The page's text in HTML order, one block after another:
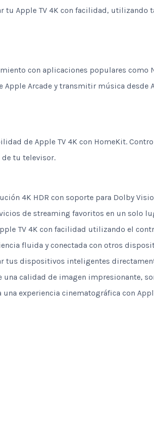
tu Apple TV 4K con facilidad,
con aplicaciones populares como
Arcade y transmitir música desde
de Apple TV 4K con HomeKit.
tu televisor.
4K HDR con soporte para Dolby
de streaming favoritos en un solo
TV 4K con facilidad utilizando el
fluida y conectada con otros
tus dispositivos inteligentes
calidad de imagen impresionante,
experiencia cinematográfica con